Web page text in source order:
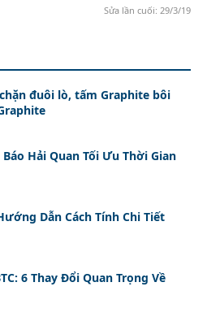
Sửa lần cuối: 29/3/19
đuôi lò, tấm Graphite bôi
Hải Quan Tối Ưu Thời Gian
Dẫn Cách Tính Chi Tiết
6 Thay Đổi Quan Trọng Về